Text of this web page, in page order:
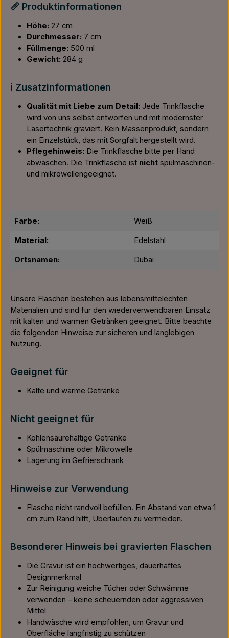
📏 Produktinformationen
Höhe: 27 cm
Durchmesser: 7 cm
Füllmenge: 500 ml
Gewicht: 284 g
ℹ️ Zusatzinformationen
Qualität mit Liebe zum Detail: Jede Trinkflasche
wird von uns selbst entworfen und mit modernster
Lasertechnik graviert. Kein Massenprodukt, sondern
ein Einzelstück, das mit Sorgfalt hergestellt wird.
Pflegehinweis: Die Trinkflasche bitte per Hand
abwaschen. Die Trinkflasche ist nicht spülmaschinen-
und mikrowellengeeignet.
Farbe: Weiß
Material: Edelstahl
Ortsnamen: Dubai
Unsere Flaschen bestehen aus lebensmittelechten
Materialien und sind für den wiederverwendbaren Einsatz
mit kalten und warmen Getränken geeignet. Bitte beachte
die folgenden Hinweise zur sicheren und langlebigen
Nutzung.
Geeignet für
Kalte und warme Getränke
Nicht geeignet für
Kohlensäurehaltige Getränke
Spülmaschine oder Mikrowelle
Lagerung im Gefrierschrank
Hinweise zur Verwendung
Flasche nicht randvoll befüllen. Ein Abstand von etwa 1
cm zum Rand hilft, Überlaufen zu vermeiden.
Besonderer Hinweis bei gravierten Flaschen
Die Gravur ist ein hochwertiges, dauerhaftes
Designmerkmal
Zur Reinigung weiche Tücher oder Schwämme
verwenden – keine scheuernden oder aggressiven
Mittel
Handwäsche wird empfohlen, um Gravur und
Oberfläche langfristig zu schützen